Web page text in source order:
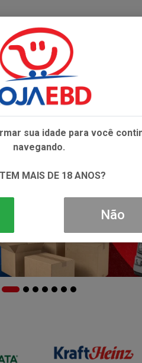
CONGELADOS
sua idade para você
navegando.
MAIS DE 18 ANOS?
Não